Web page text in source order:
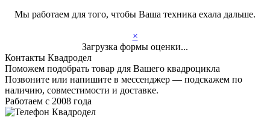
Мы работаем для того, чтобы Ваша техника ехала дальше.
×
Загрузка формы оценки...
Контакты Квадродел
Поможем подобрать товар для Вашего квадроцикла
Позвоните или напишите в мессенджер — подскажем по
наличию, совместимости и доставке.
Работаем с 2008 года